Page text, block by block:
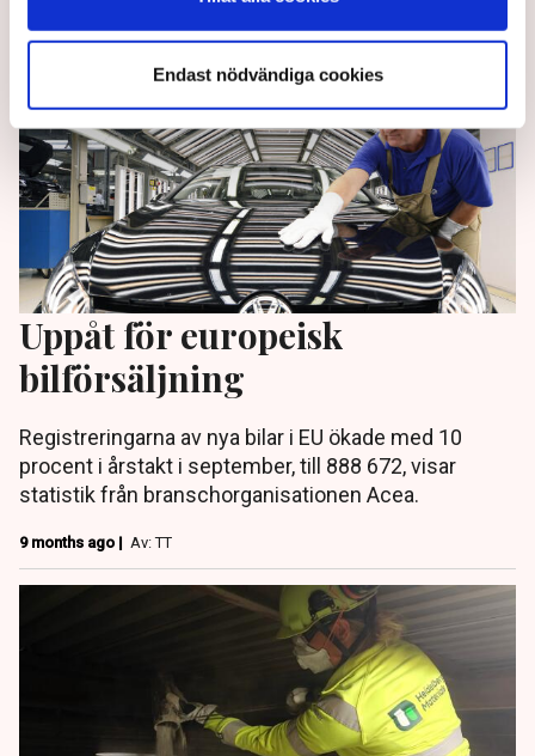
Endast nödvändiga cookies
Uppåt för europeisk
bilförsäljning
Registreringarna av nya bilar i EU ökade med 10
procent i årstakt i september, till 888 672, visar
statistik från branschorganisationen Acea.
9 months ago | Av: TT